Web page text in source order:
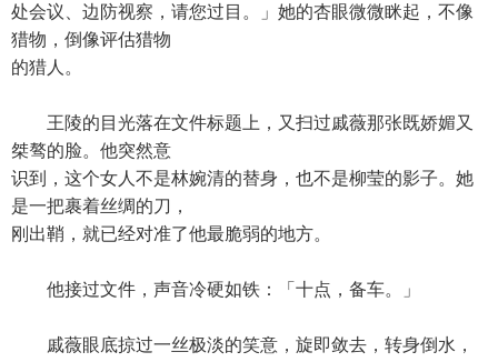
处会议、边防视察，请您过目。」她的杏眼微微眯起，不像
猎物，倒像评估猎物
的猎人。
王陵的目光落在文件标题上，又扫过戚薇那张既娇媚又
桀骜的脸。他突然意
识到，这个女人不是林婉清的替身，也不是柳莹的影子。她
是一把裹着丝绸的刀，
刚出鞘，就已经对准了他最脆弱的地方。
他接过文件，声音冷硬如铁：「十点，备车。」
戚薇眼底掠过一丝极淡的笑意，旋即敛去，转身倒水，